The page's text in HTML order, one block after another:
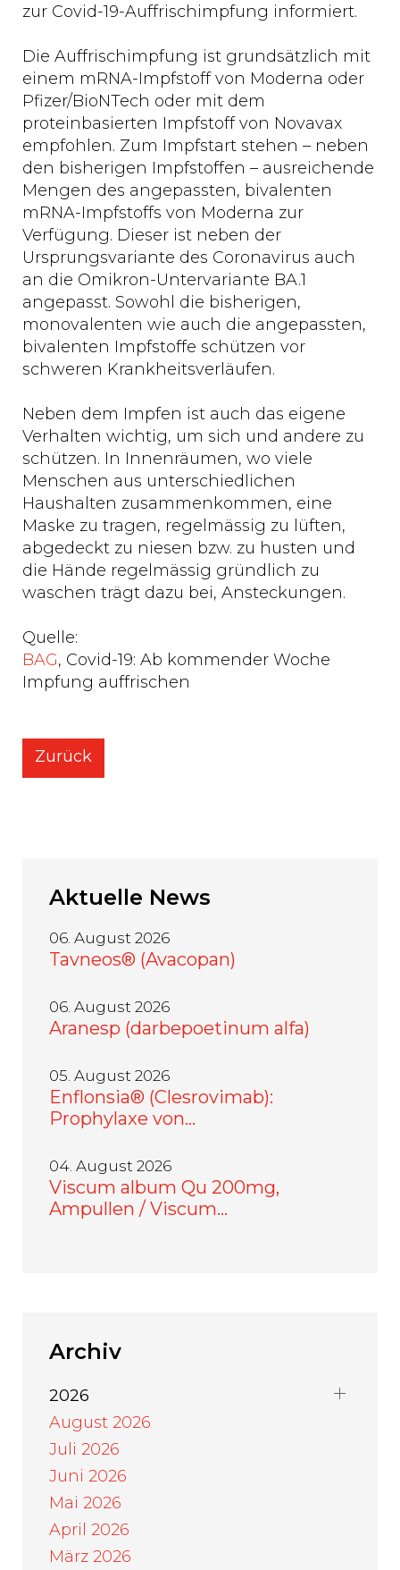
zur Covid-19-Auffrischimpfung informiert.
Die Auffrischimpfung ist grundsätzlich mit
einem mRNA-Impfstoff von Moderna oder
Pfizer/BioNTech oder mit dem
proteinbasierten Impfstoff von Novavax
empfohlen. Zum Impfstart stehen – neben
den bisherigen Impfstoffen – ausreichende
Mengen des angepassten, bivalenten
mRNA-Impfstoffs von Moderna zur
Verfügung. Dieser ist neben der
Ursprungsvariante des Coronavirus auch
an die Omikron-Untervariante BA.1
angepasst. Sowohl die bisherigen,
monovalenten wie auch die angepassten,
bivalenten Impfstoffe schützen vor
schweren Krankheitsverläufen.
Neben dem Impfen ist auch das eigene
Verhalten wichtig, um sich und andere zu
schützen. In Innenräumen, wo viele
Menschen aus unterschiedlichen
Haushalten zusammenkommen, eine
Maske zu tragen, regelmässig zu lüften,
abgedeckt zu niesen bzw. zu husten und
die Hände regelmässig gründlich zu
waschen trägt dazu bei, Ansteckungen.
Quelle:
BAG, Covid-19: Ab kommender Woche
Impfung auffrischen
Zurück
Aktuelle News
06. August 2026
Tavneos® (Avacopan)
06. August 2026
Aranesp (darbepoetinum alfa)
05. August 2026
Enflonsia® (Clesrovimab):
Prophylaxe von…
04. August 2026
Viscum album Qu 200mg,
Ampullen / Viscum…
Archiv
2026
August 2026
Juli 2026
Juni 2026
Mai 2026
April 2026
März 2026